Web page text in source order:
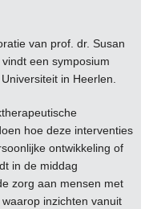
van prof. dr. Susan
een symposium
in Heerlen.
hoe deze interventies
ontwikkeling of
in de middag
zorg aan mensen met
inzichten vanuit